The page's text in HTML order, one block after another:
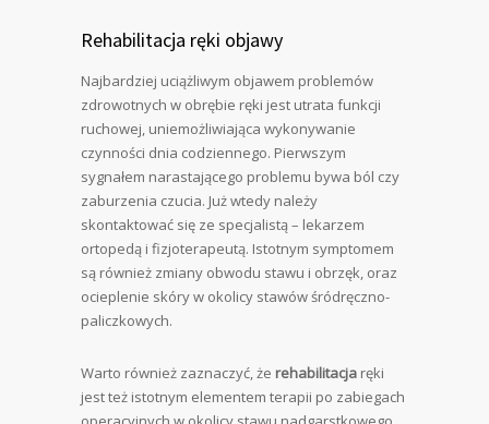
Rehabilitacja ręki objawy
Najbardziej uciążliwym objawem problemów
zdrowotnych w obrębie ręki jest utrata funkcji
ruchowej, uniemożliwiająca wykonywanie
czynności dnia codziennego. Pierwszym
sygnałem narastającego problemu bywa ból czy
zaburzenia czucia. Już wtedy należy
skontaktować się ze specjalistą – lekarzem
ortopedą i fizjoterapeutą. Istotnym symptomem
są również zmiany obwodu stawu i obrzęk, oraz
ocieplenie skóry w okolicy stawów śródręczno-
paliczkowych.
Warto również zaznaczyć, że rehabilitacja ręki
jest też istotnym elementem terapii po zabiegach